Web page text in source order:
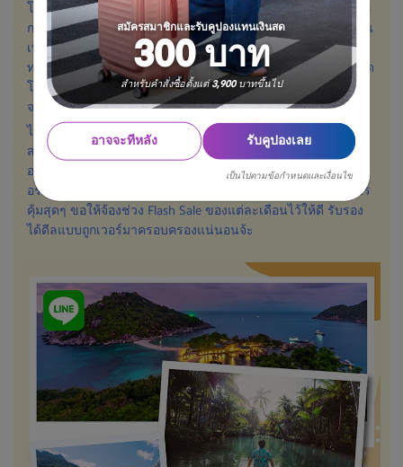
สมัครสมาชิกและรับคูปองแทนเงินสด
300 บาท
สำหรับคำสั่งซื้อตั้งแต่ 3,900 บาทขึ้นไป
อาจจะทีหลัง รับคูปองเลย
เป็นไปตามข้อกำหนดและเงื่อนไข
โควิดในประเทศเมื่อปีที่แล้ว ธุรกิจโรงแรมจำเป็นต้องปรับตัวจาก
การขาย voucher แบบปรินต์มาเป็นการจัดโปรโมชันออนไลน์กัน
เพียบ เว็บไซต์
Megatixจึงเป็นที่รู้จักกันอย่างแพร่หลายในหมู่
ทราเวล เลิฟเวอร์ชาวไทย เพราะโรงแรมทั่วประเทศต่างพากันจัด
โปรแบบลดแลกแจกแถมกับเว็บไซต์นี้ ไม่ว่าจะที่พักบูติคสุดเก๋ไป
จนโรงแรมห้าดาว มีให้เลือกเยอะจนตาลาย
ไม่เฉพาะโรงแรมที่พักทั่วไทยเท่านั้น Megatix ยังมีโปรสำหรับ
สายสปา ให้ส่วนลดสุดคุ้มจากสปาดังหลากหลายที่ ส่วนลดร้าน
อาหาร และบางครั้งยังมีโปร afternoon tea ที่ทั้งหน้าตาเก๋และ
อร่อย ให้สายโซเชียลได้ทำคอนเทนต์ปังๆ อีกด้วย ถ้าอยากได้โปร
คุ้มสุดๆ ขอให้จ้องช่วง Flash Sale ของแต่ละเดือนไว้ให้ดี รับรอง
ได้ดีลแบบถูกเวอร์มาครอบครองแน่นอนจ้ะ